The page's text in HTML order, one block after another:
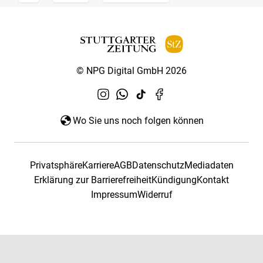
© NPG Digital GmbH 2026
Wo Sie uns noch folgen können
PrivatsphäreKarriereAGBDatenschutzMediadaten
Erklärung zur BarrierefreiheitKündigungKontakt
ImpressumWiderruf